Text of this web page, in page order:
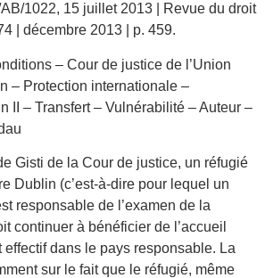
1022, 15 juillet 2013 | Revue du droit
| décembre 2013 | p. 459.
– Cour de justice de l’Union
– Protection internationale –
II – Transfert – Vulnérabilité – Auteur –
Gisti de la Cour de justice, un réfugié
Dublin (c’est-à-dire pour lequel un
responsable de l’examen de la
continuer à bénéficier de l’accueil
effectif dans le pays responsable. La
sur le fait que le réfugié, même